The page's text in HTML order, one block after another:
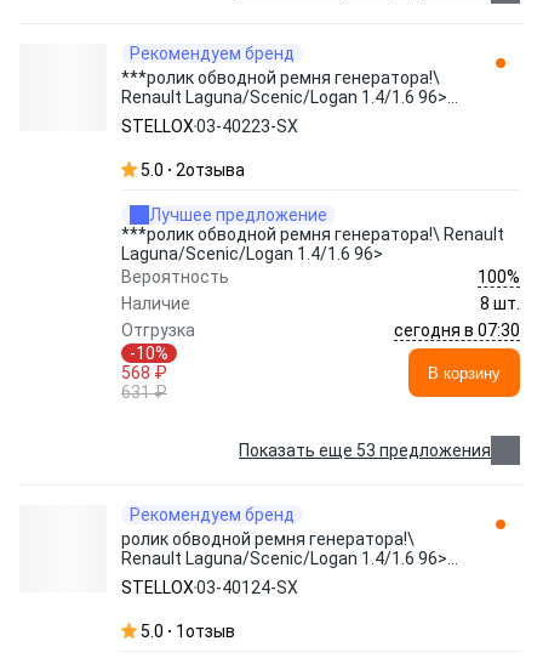
Рекомендуем бренд
***ролик обводной ремня генератора!\
Renault Laguna/Scenic/Logan 1.4/1.6 96>
03-40223-SX STELLOX
STELLOX03-40223-SX
5.0 2отзыва
Лучшее предложение
***ролик обводной ремня генератора!\ Renault
Laguna/Scenic/Logan 1.4/1.6 96>
Вероятность
100%
Наличие
8 шт.
Отгрузка
сегодня в 07:30
-10%
568 ₽
631 ₽
В корзину
Показать еще 53 предложения
Рекомендуем бренд
ролик обводной ремня генератора!\
Renault Laguna/Scenic/Logan 1.4/1.6 96>
03-40124-SX STELLOX
STELLOX03-40124-SX
5.0 1отзыв